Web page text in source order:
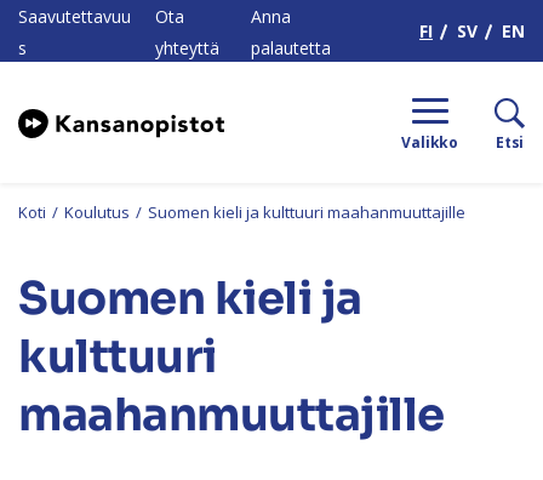
Saavutettavuu
s
Ota
yhteyttä
Anna
palautetta
FI SV EN
Valikko Etsi
Koti / Koulutus / Suomen kieli ja kulttuuri maahanmuuttajille
Suomen kieli ja
kulttuuri
maahanmuuttajille